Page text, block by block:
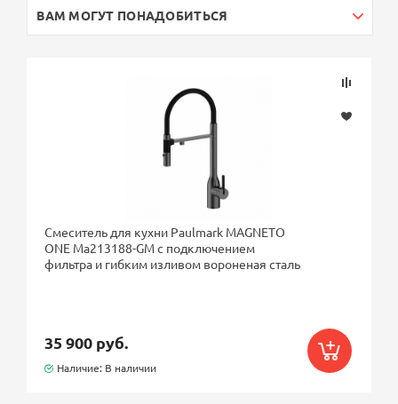
ВАМ МОГУТ ПОНАДОБИТЬСЯ
Смеситель для кухни Paulmark MAGNETO
ONE Ma213188-GM с подключением
фильтра и гибким изливом вороненая сталь
35 900 руб.
Наличие: В наличии